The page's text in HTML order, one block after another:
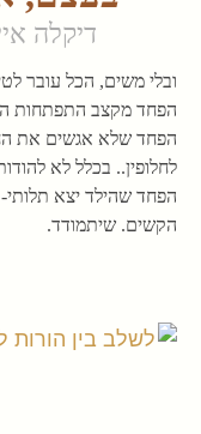
דיקלה
ובלי משים, הכל עובר
הפחד מקצב התפתחות
הפחד שלא אגשים את
לחלופין.. בכלל לא
הפחד שהילד יצא תלותי-
הקשים. שיתמודד.